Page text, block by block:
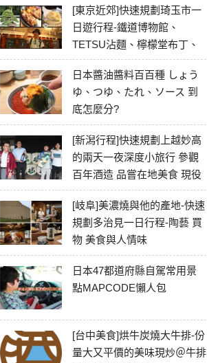
[東京近郊]快速規劃琦玉市一
日遊行程-鐵道博物館、
TETSU沾麵、檸檬堂布丁、
冰川神社、美食彙整
日本醬油醬料百百種 しょう
ゆ、つゆ、たれ、ソース 到
底怎麼分?
[新潟行程]快速規劃上越妙高
的兩天一夜深度小旅行 參觀
百年酒造 品嘗在地美食 現役
最老牌電影院
[岐阜]美濃燒與他的產地-快速
規劃多治見一日行程-陶藝 買
物 美食與人情味
日本47都道府縣自駕常用景
點MAPCODE懶人包
[台中美食]烘牛炭燒大牛排-份
量大又平價的美味現炒＠牛排